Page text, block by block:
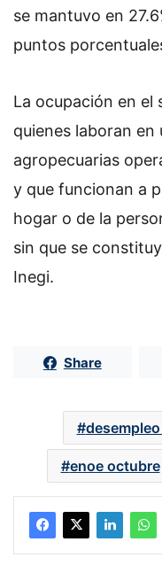
se mantuvo en
puntos
La ocupación en el
quienes laboran
agropecuarias
y que funcionan a
hogar o de la
sin que se
Inegi.
Share
enoe octubre